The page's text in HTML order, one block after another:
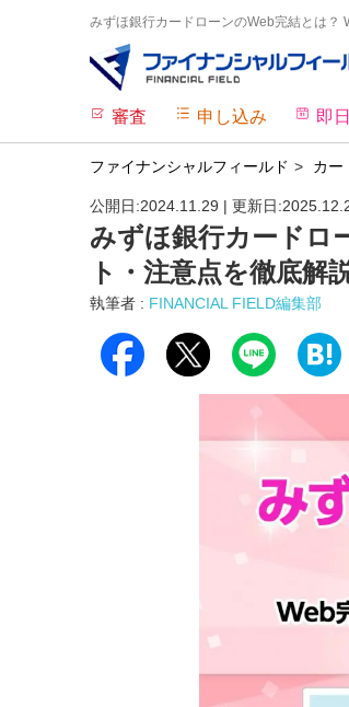
みずほ銀行カードローンのWeb完結とは？
審査 申し込み 即
ファイナンシャルフィールド カー
公開日:2024.11.29 | 更新日
みずほ銀行カードロ
ト・注意点を徹底解
執筆者 : FINANCIAL FIELD編集部